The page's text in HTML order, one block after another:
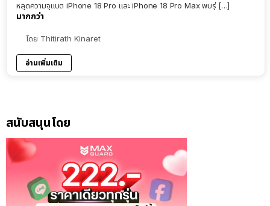
หลุดความจุแบต iPhone 18 Pro และ iPhone 18 Pro Max พบรุ่ […]
มากกว่า
โดย Thitirath Kinaret
อ่านเพิ่มเติม
สนับสนุนโดย